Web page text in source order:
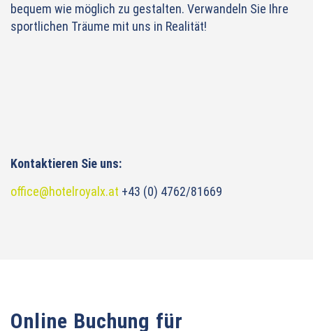
bequem wie möglich zu gestalten. Verwandeln Sie Ihre
sportlichen Träume mit uns in Realität!
Kontaktieren Sie uns:
office@hotelroyalx.at +43 (0) 4762/81669
Online Buchung für